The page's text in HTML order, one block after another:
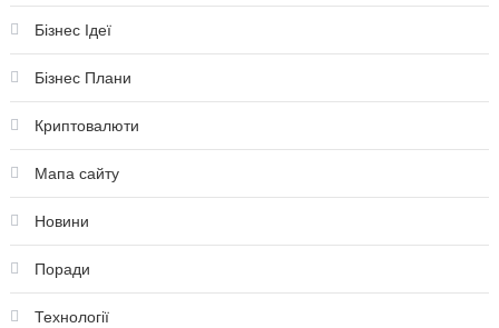
Бізнес Ідеї
Бізнес Плани
Криптовалюти
Мапа сайту
Новини
Поради
Технології